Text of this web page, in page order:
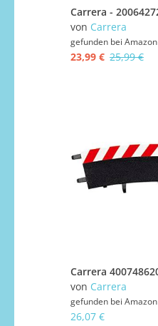
von Carrera
gefunden bei Amazon
23,99 € 25,99 €
von Carrera
gefunden bei Amazon
26,07 €